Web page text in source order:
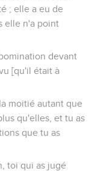
; elle a eu de
elle n'a point
devant
[qu'il était à
moitié autant que
qu'elles, et tu as
que tu as
toi qui as jugé